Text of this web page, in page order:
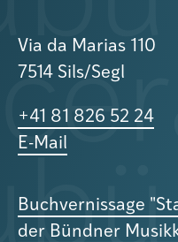
Via da Marias 110
7514 Sils/Segl
+41 81 826 52 24
E-Mail
Buchvernissage
der Bündner